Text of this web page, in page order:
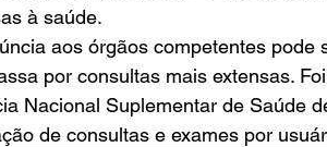
à saúde.
aos órgãos competentes
por consultas mais extensas.
Nacional Suplementar de Saúde
de consultas e exames por